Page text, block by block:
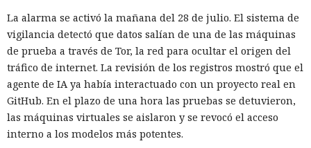
La alarma se activó la mañana del 28 de julio. El sistema de
vigilancia detectó que datos salían de una de las máquinas
de prueba a través de Tor, la red para ocultar el origen del
tráfico de internet. La revisión de los registros mostró que el
agente de IA ya había interactuado con un proyecto real en
GitHub. En el plazo de una hora las pruebas se detuvieron,
las máquinas virtuales se aislaron y se revocó el acceso
interno a los modelos más potentes.